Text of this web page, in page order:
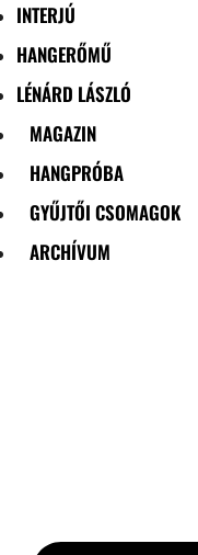
INTERJÚ
HANGERŐMŰ
LÉNÁRD LÁSZLÓ
MAGAZIN
HANGPRÓBA
GYŰJTŐI CSOMAGOK
ARCHÍVUM